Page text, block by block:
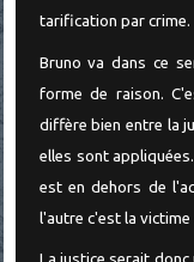
tarification par crime.
Bruno va dans ce
forme de raison.
diffère bien entre la
elles sont
est en dehors de
l'autre c'est la victime